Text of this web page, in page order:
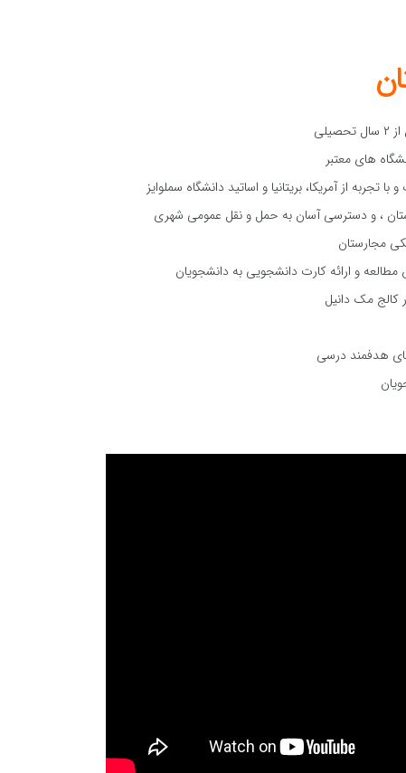
از آمریکا، بریتانیا و اساتید دانشگاه سملوایز
، و دسترسی آسان به حمل و نقل عمومی شهری
مجارستان
مطالعه و ارائه کارت دانشجویی به دانشجویان
کالج مک دانیل
هدفمند درسی